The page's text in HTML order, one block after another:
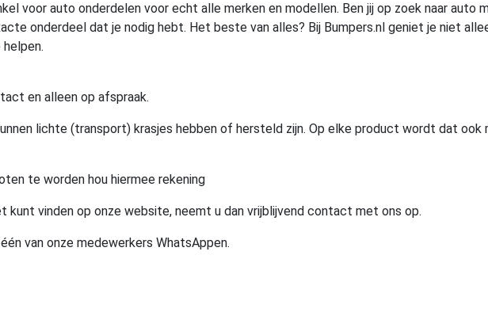
voor auto onderdelen voor echt alle merken en modellen. Ben jij op zoek naar auto
onderdeel dat je nodig hebt. Het beste van alles? Bij Bumpers.nl geniet je niet
en alleen op afspraak.
lichte (transport) krasjes hebben of hersteld zijn. Op elke product wordt dat ook
te worden hou hiermee rekening
kunt vinden op onze website, neemt u dan vrijblijvend contact met ons op.
van onze medewerkers WhatsAppen.